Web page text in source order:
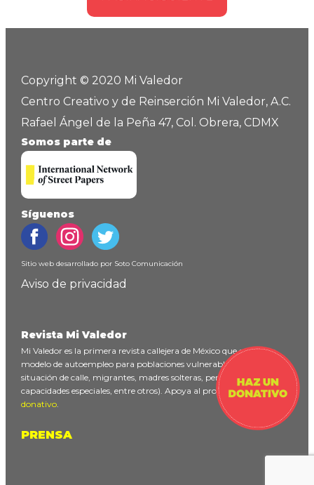
Copyright © 2020 Mi Valedor
Centro Creativo y de Reinserción Mi Valedor, A.C.
Rafael Ángel de la Peña 47, Col. Obrera, CDMX
Somos parte de
Síguenos
Sitio web desarrollado por Soto Comunicación
Aviso de privacidad
Revista Mi Valedor
Mi Valedor es la primera revista callejera de México que ofrece un
modelo de autoempleo para poblaciones vulnerables (personas en
situación de calle, migrantes, madres solteras, personas con
capacidades especiales, entre otros). Apoya al proyectohaciendo un
donativo.
PRENSA